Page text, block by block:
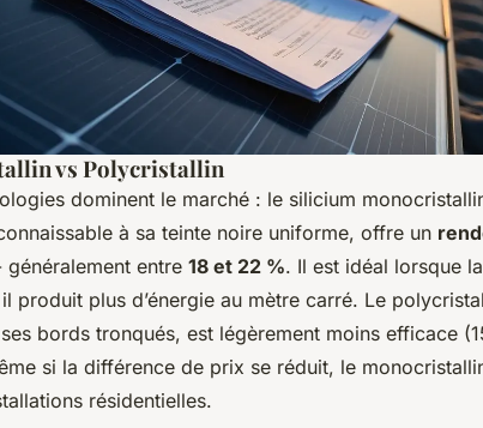
vs Polycristallin
dominent le marché : le silicium
à sa teinte noire uniforme, offre un
généralement entre 18 et 22 %. Il est idéal lorsque
produit plus d’énergie au mètre carré. Le
bords tronqués, est légèrement moins efficace
si la différence de prix se réduit, le
résidentielles.